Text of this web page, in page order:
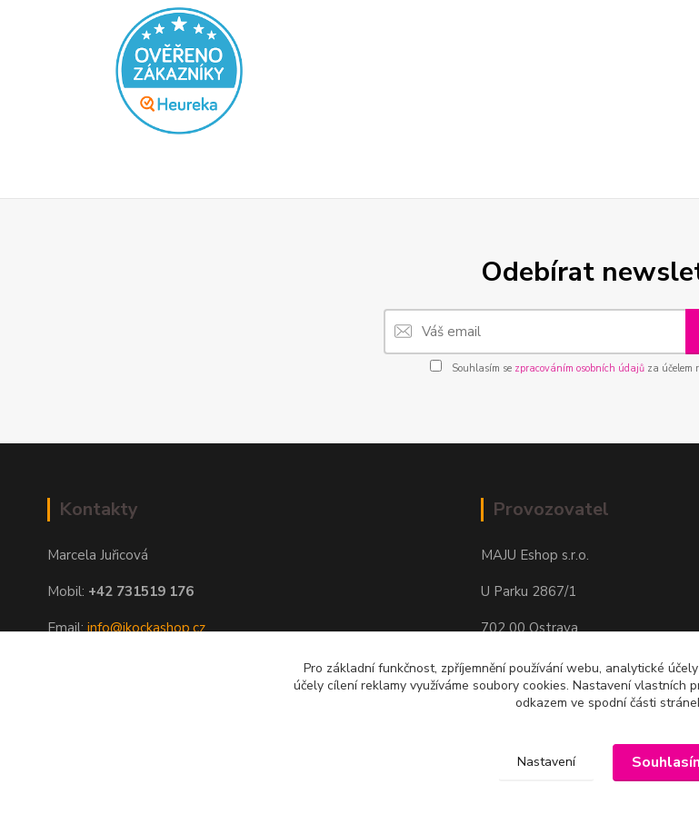
Odebírat
Souhlasím se zpracováním osobních údajůza účelem
Kontakty
Marcela Juřicová
Mobil: +42 731519 176
Email:info@ikockashop.cz
Provozovatel
MAJU Eshop s.r.o.
U Parku 2867/1
702 00 Ostrava
IČ: 09674799
Pro základní funkčnost, zpříjemnění používání webu, analytické
účely cílení reklamy využíváme soubory cookies. Nastavení vlastních
odkazem ve spodní části
Nastavení